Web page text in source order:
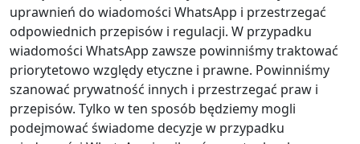
uprawnień do wiadomości WhatsApp i przestrzegać
odpowiednich przepisów i regulacji. W przypadku
wiadomości WhatsApp zawsze powinniśmy traktować
priorytetowo względy etyczne i prawne. Powinniśmy
szanować prywatność innych i przestrzegać praw i
przepisów. Tylko w ten sposób będziemy mogli
podejmować świadome decyzje w przypadku